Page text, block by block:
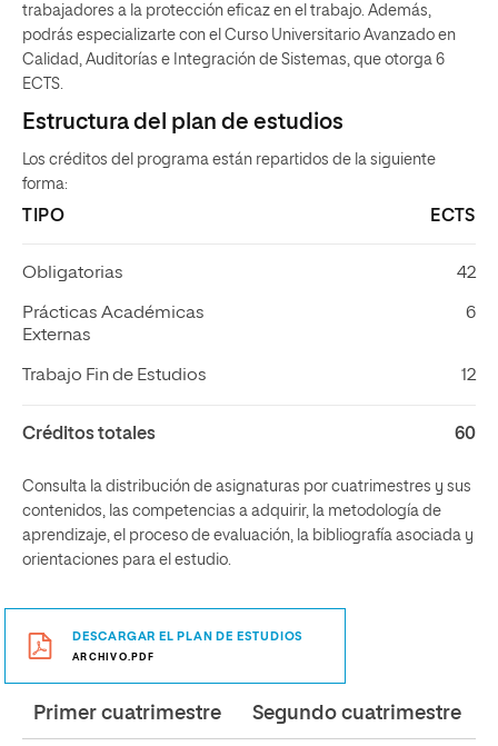
trabajadores a la protección eficaz en el trabajo. Además,
podrás especializarte con el Curso Universitario Avanzado en
Calidad, Auditorías e Integración de Sistemas, que otorga 6
ECTS.
Estructura del plan de estudios
Los créditos del programa están repartidos de la siguiente
forma:
TIPO ECTS
Obligatorias 42
Prácticas Académicas
Externas
6
Trabajo Fin de Estudios 12
Créditos totales 60
Consulta la distribución de asignaturas por cuatrimestres y sus
contenidos, las competencias a adquirir, la metodología de
aprendizaje, el proceso de evaluación, la bibliografía asociada y
orientaciones para el estudio.
DESCARGAR EL PLAN DE ESTUDIOS
ARCHIVO.PDF
Primer cuatrimestre Segundo cuatrimestre